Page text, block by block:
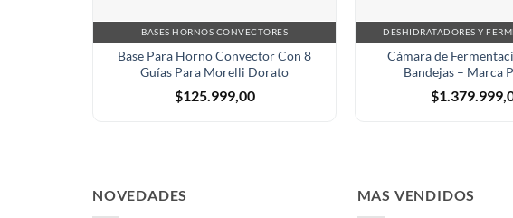
BASES HORNOS CONVECTORES
Base Para Horno Convector Con 8
Guías Para Morelli Dorato
$125.999,00
DESHIDRATADORES Y
Cámara de
Bandejas – Marca
$
NOVEDADES MAS VENDIDOS